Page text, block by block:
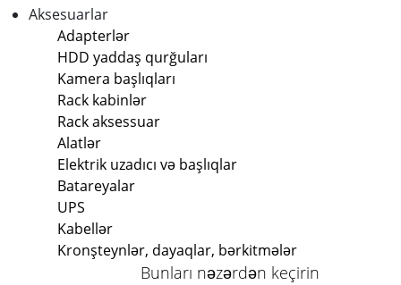
Aksesuarlar
Adapterlər
HDD yaddaş qurğuları
Kamera başlıqları
Rack kabinlər
Rack aksessuar
Alatlər
Elektrik uzadıcı və başlıqlar
Batareyalar
UPS
Kabellər
Kronşteynlər, dayaqlar, bərkitmələr
Bunları nəzərdən keçirin